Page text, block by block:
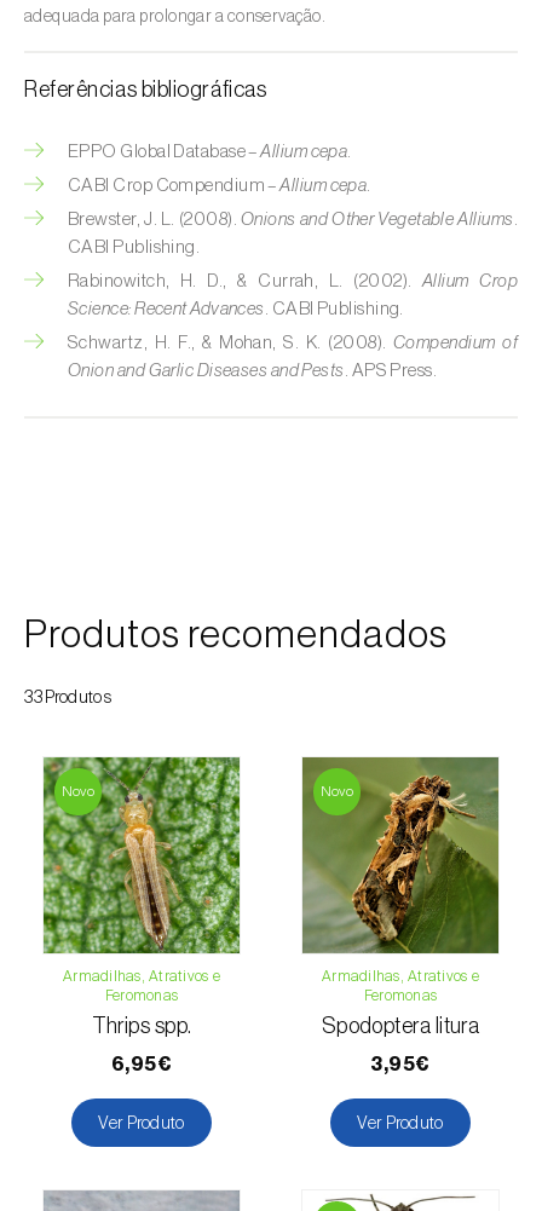
Carvalhos (Quercus spp. e Fagus spp.
Castanheiro (Castanea sativa
Cedro (Cedrus spp.)
Cenoura (Daucus carota
Centeio (Secale cereale )
Cerejeira ( Prunus avium L. )
Couve (Brassica oleracea
Craveiro (Dianthus caryophyllus )
Crisântemo (Chrysanthemum spp.)
Damasqueiro / Alperce ( Prunus armeniaca
Diospireiro (Diospyros spp.
Dracena (Dracaena spp.
Ervilha (Pisum sativum
Espargo (Asparagus officinalis)
adequada para prolongar a conservação.
Referências bibliográficas
EPPO Global Database –Allium cepa
CABI Crop Compendium –Allium cepa
Brewster, J. L. (2008).Onions and Other Vegetable Alliums
CABI Publishing.
Rabinowitch, H. D., & Currah, L. (2002). Allium Crop
Science: Recent Advances . CABI Publishing.
Schwartz, H. F., & Mohan, S. K. (2008).Compendium of
Onion and Garlic Diseases and Pests . APS Press.
Produtos recomendados
33Produtos
Novo
Armadilhas, Atrativos e
Feromonas
Thrips spp.
6,95€
Ver Produto
Novo
Armadilhas, Atrativos e
Feromonas
Spodoptera litura
3,95€
Ver Produto